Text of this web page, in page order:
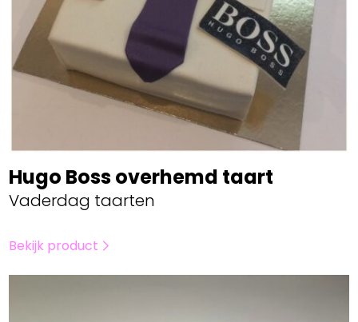
Hugo Boss overhemd taart
Vaderdag taarten
Bekijk product